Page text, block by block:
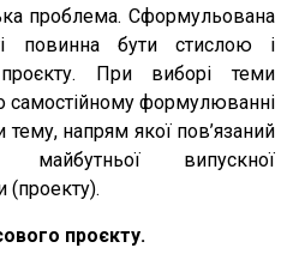
проблема. Сформульована
повинна бути стислою і
проєкту. При виборі теми
самостійному формулюванні
напрям якої пов’язаний
випускної
(проекту).
проєкту.